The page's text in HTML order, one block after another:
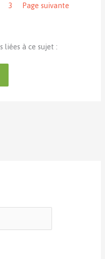
3 Page suivante
liées à ce sujet :